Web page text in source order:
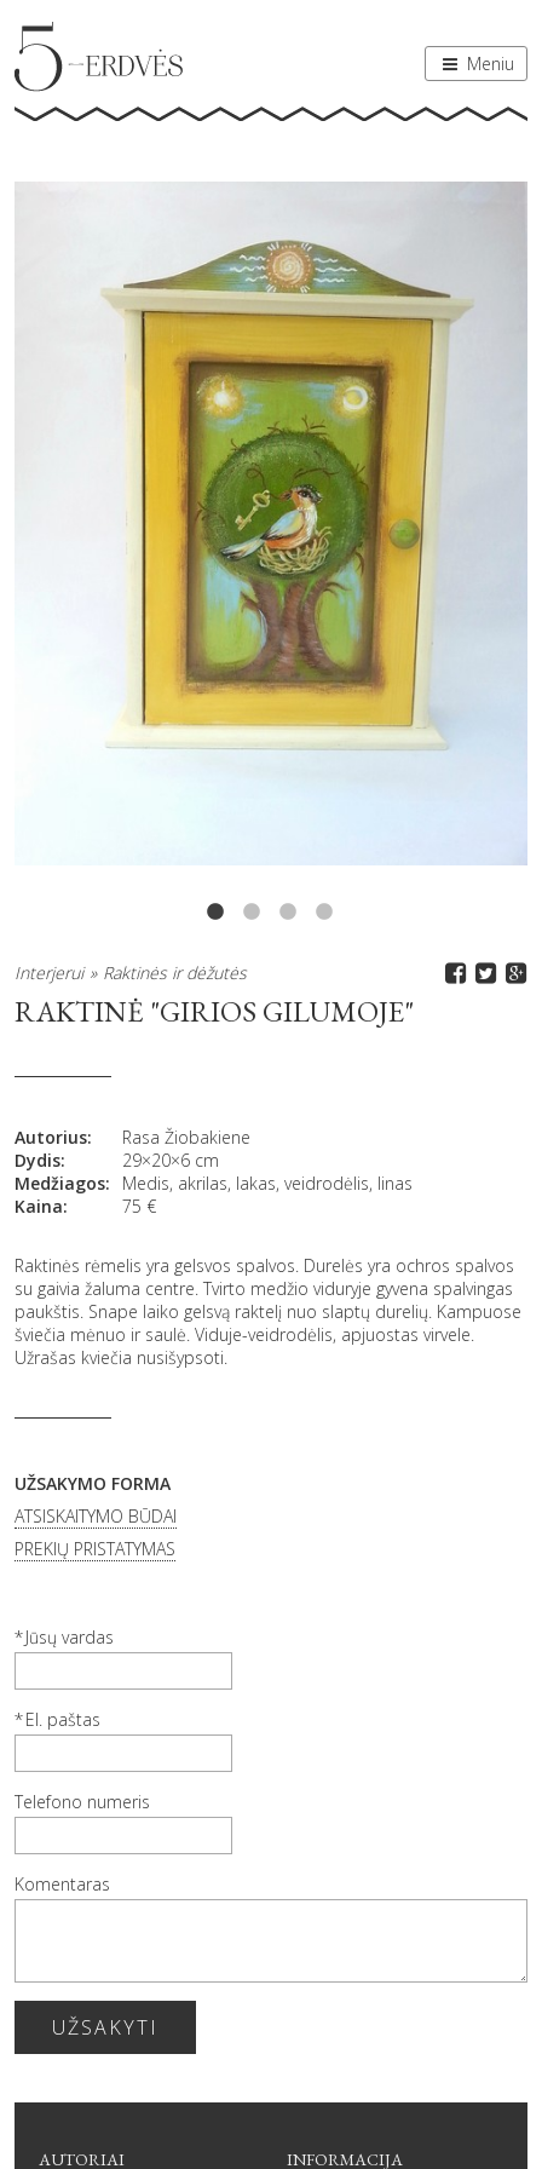
Meniu
Interjerui Raktinės ir dėžutės
RAKTINĖ "GIRIOS GILUMOJE"
Autorius:
Rasa Žiobakiene
Dydis:
29×20×6 cm
Medžiagos:
Medis, akrilas, lakas, veidrodėlis, linas
Kaina:
75 €
Raktinės rėmelis yra gelsvos spalvos. Durelės yra ochros spalvos
su gaivia žaluma centre. Tvirto medžio viduryje gyvena spalvingas
paukštis. Snape laiko gelsvą raktelį nuo slaptų durelių. Kampuose
šviečia mėnuo ir saulė. Viduje-veidrodėlis, apjuostas virvele.
Užrašas kviečia nusišypsoti.
UŽSAKYMO FORMA
ATSISKAITYMO BŪDAI
PREKIŲ PRISTATYMAS
Jūsų vardas
El. paštas
Telefono numeris
Komentaras
UŽSAKYTI
AUTORIAI INFORMACIJA